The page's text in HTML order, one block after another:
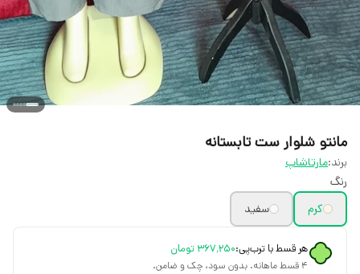
مانتو شلوار ست تابستانه
برند:مارتاشاپ
رنگ
کرم
سفید
هر قسط با ترب‌پی:۳۶۷٬۲۵۰ تومان
۴ قسط ماهانه. بدون سود، چک و ضامن.